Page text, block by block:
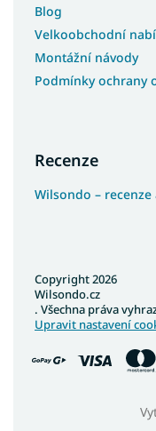
Blog
Velkoobchodní
Montážní návody
Podmínky ochrany
Recenze
Wilsondo –
Copyright 2026
Wilsondo.cz
. Všechna práva
Upravit nastavení